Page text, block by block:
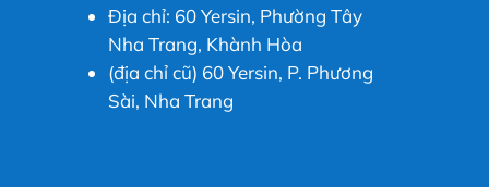
Địa chỉ: 60 Yersin, Phường Tây
Nha Trang, Khành Hòa
(địa chỉ cũ) 60 Yersin, P. Phương
Sài, Nha Trang